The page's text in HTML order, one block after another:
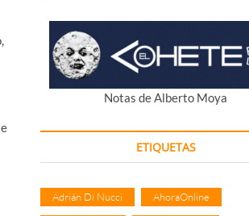
Notas de Alberto Moya
ETIQUETAS
Adrián Di Nucci AhoraOnline